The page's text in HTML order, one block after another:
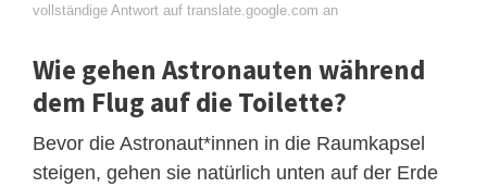
vollständige Antwort auf translate.google.com an
Wie gehen Astronauten während
dem Flug auf die Toilette?
Bevor die Astronaut*innen in die Raumkapsel
steigen, gehen sie natürlich unten auf der Erde